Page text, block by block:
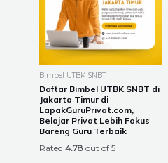
Bimbel UTBK SNBT
Daftar Bimbel UTBK SNBT di
Jakarta Timur di
LapakGuruPrivat.com,
Belajar Privat Lebih Fokus
Bareng Guru Terbaik
Rated 4.78 out of 5
variants.
The
may
chosen
the